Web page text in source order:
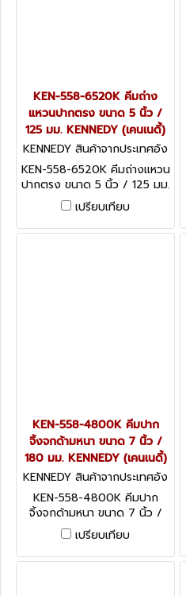
KEN-558-6520K คีมถ่าง
แหวนปากตรง ขนาด 5 นิ้ว /
125 มม. KENNEDY (เคนเนดี้)
KENNEDY สินค้าจากประเทศอัง
กฤษ KEN-558-6520K
KEN-558-6520K คีมถ่างแหวน
ปากตรง ขนาด 5 นิ้ว / 125 มม.
KENNEDY Circlip Pliers,
External, Carbon Steel,
125mm
เปรียบเทียบ
KEN-558-4800K คีมปาก
จิ้งจกด้ามหนา ขนาด 7 นิ้ว /
180 มม. KENNEDY (เคนเนดี้)
KENNEDY สินค้าจากประเทศอัง
กฤษ KEN-558-4800K
KEN-558-4800K คีมปาก
จิ้งจกด้ามหนา ขนาด 7 นิ้ว /
180 มม. KENNEDY Pliers,
Combination Pliers,
Serrated, Steel, 180mm,
เปรียบเทียบ